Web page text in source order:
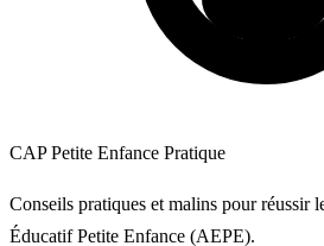
CAP Petite Enfance Pratique
Conseils pratiques et malins pour réussir
Éducatif Petite Enfance (AEPE).